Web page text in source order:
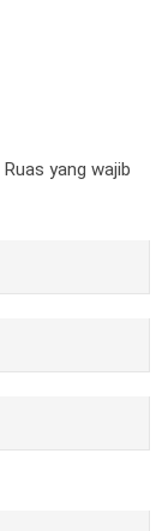
Ruas yang wajib